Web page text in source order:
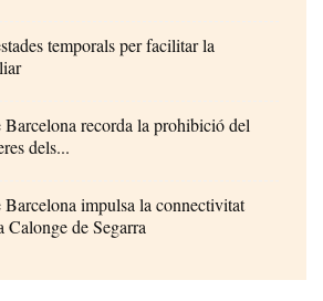
temporals per facilitar la
recorda la prohibició del
dels...
impulsa la connectivitat
Calonge de Segarra